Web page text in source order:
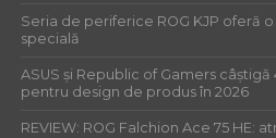
Seria de periferice ROG KJP oferă
specială
ASUS și Republic of Gamers
pentru design de produs în 2026
REVIEW: ROG Falchion Ace 75 HE: